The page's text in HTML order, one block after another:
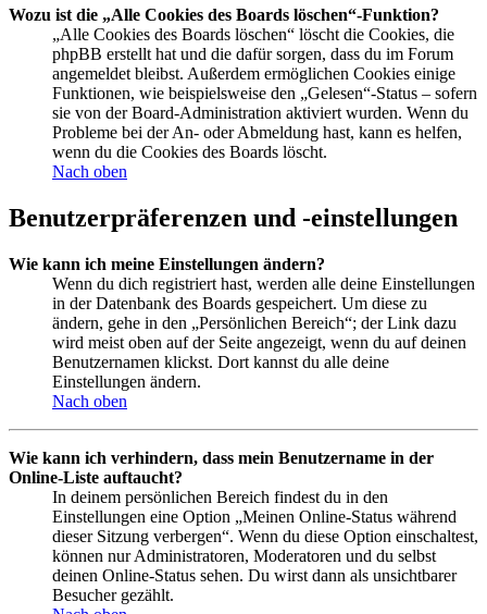
Wozu ist die „Alle Cookies des Boards löschen“-Funktion?
„Alle Cookies des Boards löschen“ löscht die Cookies, die
phpBB erstellt hat und die dafür sorgen, dass du im Forum
angemeldet bleibst. Außerdem ermöglichen Cookies einige
Funktionen, wie beispielsweise den „Gelesen“-Status – sofern
sie von der Board-Administration aktiviert wurden. Wenn du
Probleme bei der An- oder Abmeldung hast, kann es helfen,
wenn du die Cookies des Boards löscht.
Nach oben
Benutzerpräferenzen und -einstellungen
Wie kann ich meine Einstellungen ändern?
Wenn du dich registriert hast, werden alle deine Einstellungen
in der Datenbank des Boards gespeichert. Um diese zu
ändern, gehe in den „Persönlichen Bereich“; der Link dazu
wird meist oben auf der Seite angezeigt, wenn du auf deinen
Benutzernamen klickst. Dort kannst du alle deine
Einstellungen ändern.
Nach oben
Wie kann ich verhindern, dass mein Benutzername in der
Online-Liste auftaucht?
In deinem persönlichen Bereich findest du in den
Einstellungen eine Option „Meinen Online-Status während
dieser Sitzung verbergen“. Wenn du diese Option einschaltest,
können nur Administratoren, Moderatoren und du selbst
deinen Online-Status sehen. Du wirst dann als unsichtbarer
Besucher gezählt.